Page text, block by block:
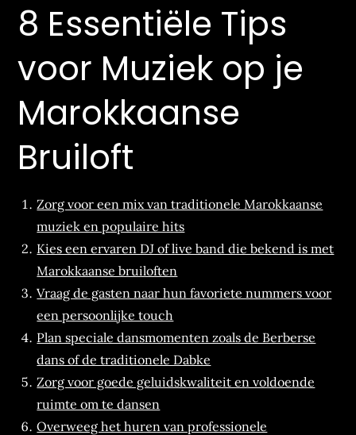
8 Essentiële Tips
voor Muziek op je
Marokkaanse
Bruiloft
Zorg voor een mix van traditionele Marokkaanse
muziek en populaire hits
Kies een ervaren DJ of live band die bekend is met
Marokkaanse bruiloften
Vraag de gasten naar hun favoriete nummers voor
een persoonlijke touch
Plan speciale dansmomenten zoals de Berberse
dans of de traditionele Dabke
Zorg voor goede geluidskwaliteit en voldoende
ruimte om te dansen
Overweeg het huren van professionele